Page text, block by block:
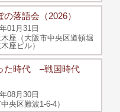
落語会（2026）
01月31日
座（大阪市中央区道頓堀
座ビル）
た時代 –戦国時代
08月30日
央区難波1-6-4）